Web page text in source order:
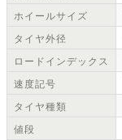
ホイールサイズ
タイヤ外径
ロードインデックス
速度記号
タイヤ種類
値段